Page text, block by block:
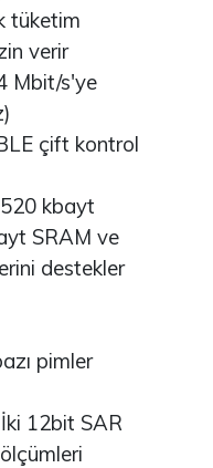
tüketim
verir
Mbit/s'ye
çift kontrol
kbayt
SRAM ve
destekler
pimler
12bit SAR